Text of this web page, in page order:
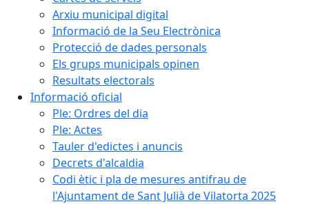
Arxiu municipal digital
Informació de la Seu Electrònica
Protecció de dades personals
Els grups municipals opinen
Resultats electorals
Informació oficial
Ple: Ordres del dia
Ple: Actes
Tauler d'edictes i anuncis
Decrets d'alcaldia
Codi ètic i pla de mesures antifrau de
l'Ajuntament de Sant Julià de Vilatorta 2025